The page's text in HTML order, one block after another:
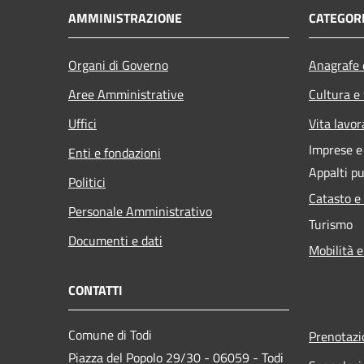
AMMINISTRAZIONE
Organi di Governo
Aree Amministrative
Uffici
Enti e fondazioni
Politici
Personale Amministrativo
Documenti e dati
Cultura
Vita
Imprese
Appalti
Catasto
Turismo
Mobilità
CONTATTI
Comune di Todi
Piazza del Popolo 29/30 - 06059 - Todi